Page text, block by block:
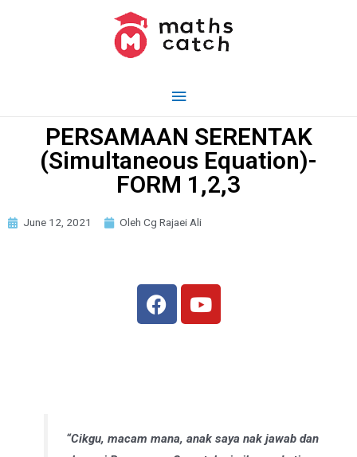
PERSAMAAN SERENTAK
(Simultaneous Equation)-
FORM 1,2,3
June 12, 2021 Oleh Cg Rajaei Ali
“Cikgu, macam mana, anak saya nak jawab dan